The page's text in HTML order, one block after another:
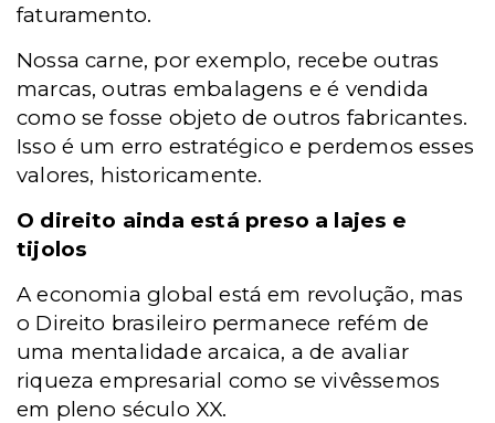
faturamento.
Nossa carne, por exemplo, recebe outras
marcas, outras embalagens e é vendida
como se fosse objeto de outros fabricantes.
Isso é um erro estratégico e perdemos esses
valores, historicamente.
O direito ainda está preso a lajes e
tijolos
A economia global está em revolução, mas
o Direito brasileiro permanece refém de
uma mentalidade arcaica, a de avaliar
riqueza empresarial como se vivêssemos
em pleno século XX.